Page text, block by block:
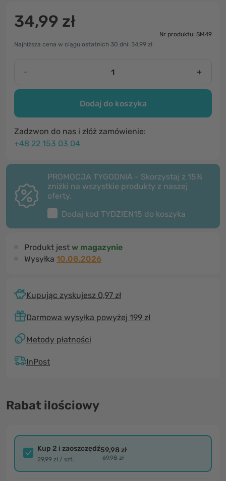
34,99 zł
Nr produktu: SM49
Najniższa cena w ciągu ostatnich 30 dni: 34,99 zł
- +
Dodaj do koszyka
Zadzwon do nas i złóż zamówienie:
+48 22 153 03 04
PROMOCJA TYGODNIA - Skorzystaj z 15%
zniżki na wszystkie produkty z naszej
oferty.
Dodaj kod TYDZIEN15 do koszyka
Produkt jest w magazynie
Wysyłka 10.08.2026
Kupując zyskujesz 0,97 zł
Darmowa wysyłka powyżej 199 zł
Metody płatności
InPost
Rabat ilościowy
Kup 2 i zaoszczędź
29,99 zł / szt.
59,98 zł
69,98 zł